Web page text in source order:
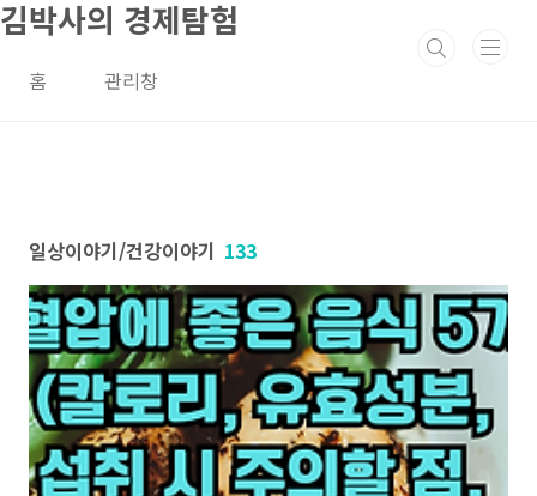
본문 바로가기
김박사의 경제탐험
홈 관리창
일상이야기/건강이야기 133